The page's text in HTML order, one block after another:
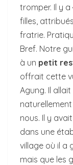
tromper. Il y
filles,
fratrie.
Bref. Notre
à un petit
offrait cette
Agung. Il
naturellement
nous. Il y
dans une
village où il a
mais que les